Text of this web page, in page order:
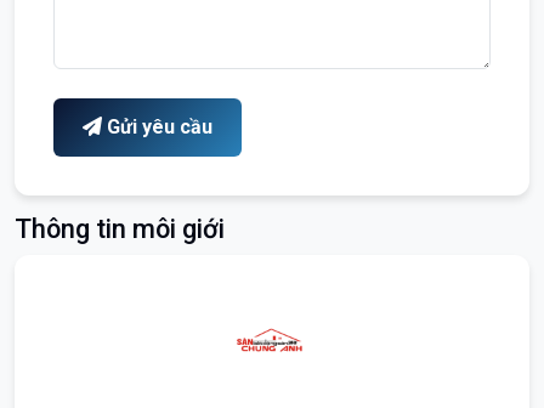
Gửi yêu cầu
Thông tin môi giới